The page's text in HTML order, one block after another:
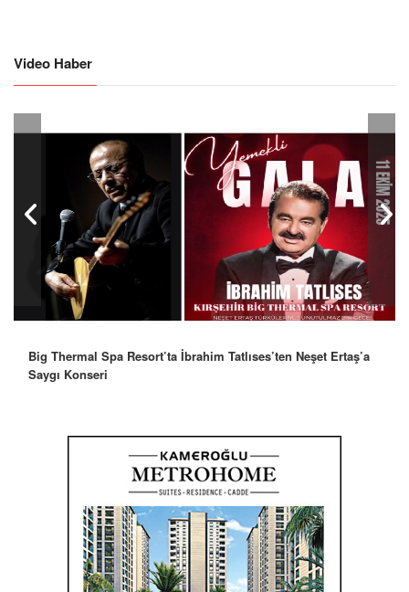
Video Haber
Big Thermal Spa Resort’ta İbrahim Tatlıses’ten Neşet Ertaş’a
Saygı Konseri